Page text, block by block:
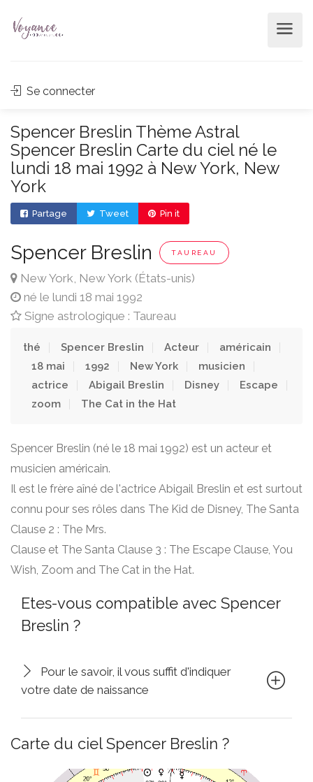
Se connecter
Spencer Breslin Thème Astral
Spencer Breslin Carte du ciel né le
lundi 18 mai 1992 à New York, New
York
Partage Tweet Pin it
Spencer Breslin TAUREAU
New York, New York (États-unis)
né le lundi 18 mai 1992
Signe astrologique : Taureau
thé Spencer Breslin Acteur
américain
18 mai
1992 New York
musicien
actrice
Abigail Breslin Disney
Escape
zoom
The Cat in the Hat
Spencer Breslin (né le 18 mai 1992) est un acteur et
musicien américain.
Il est le frère aîné de l'actrice Abigail Breslin et est surtout
connu pour ses rôles dans The Kid de Disney, The Santa
Clause 2 : The Mrs.
Clause et The Santa Clause 3 : The Escape Clause, You
Wish, Zoom and The Cat in the Hat.
Etes-vous compatible avec Spencer
Breslin ?
Pour le savoir, il vous suffit d'indiquer
votre date de naissance
Carte du ciel Spencer Breslin ?